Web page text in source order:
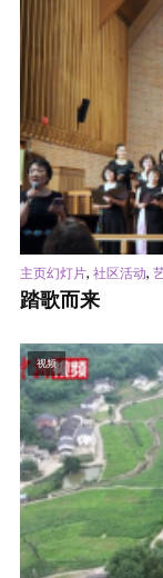
主页幻灯片, 社区活动,
踏歌而来
视频